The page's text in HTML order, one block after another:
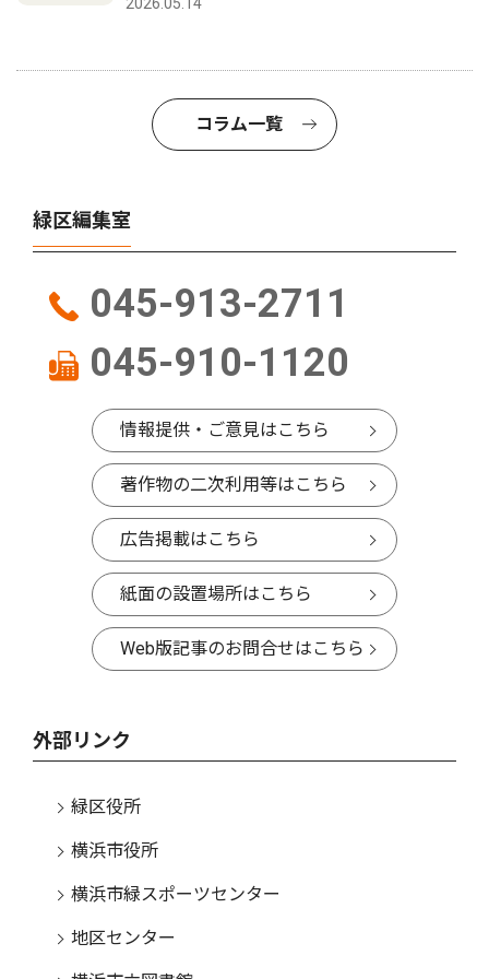
2026.05.14
コラム一覧
緑区編集室
045-913-2711
045-910-1120
情報提供・ご意見はこちら
著作物の二次利用等はこちら
広告掲載はこちら
紙面の設置場所はこちら
Web版記事のお問合せはこちら
外部リンク
緑区役所
横浜市役所
横浜市緑スポーツセンター
地区センター